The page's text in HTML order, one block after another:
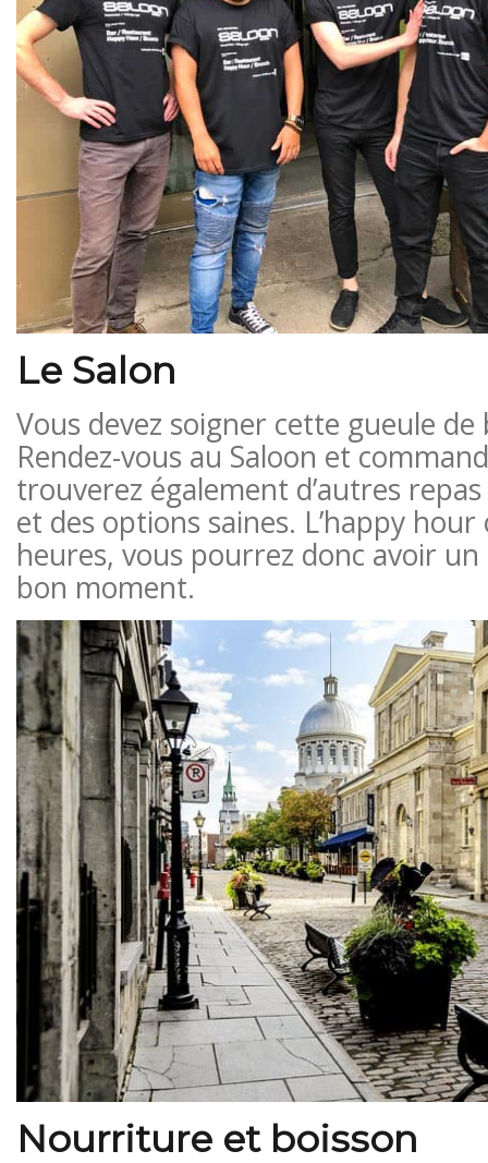
Le Salon
Vous devez soigner cette gueule de
Rendez-vous au Saloon et
trouverez également d’autres
et des options saines. L’happy
heures, vous pourrez donc avoir
bon moment.
Nourriture et boisson